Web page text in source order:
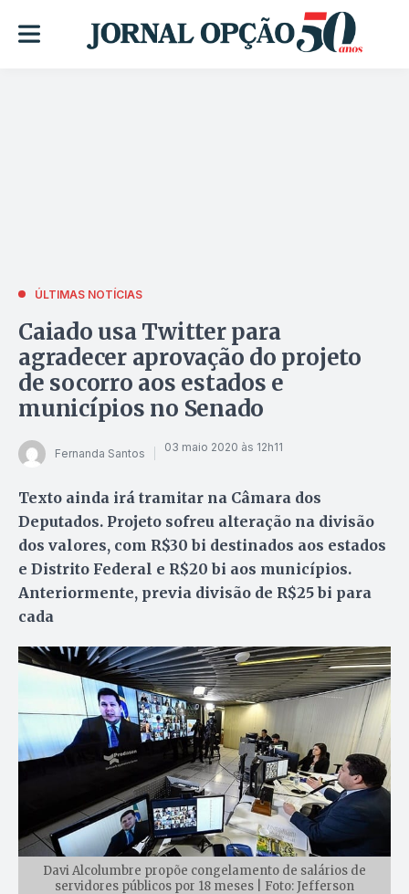
ÚLTIMAS NOTÍCIAS
Caiado usa Twitter para
agradecer aprovação do projeto
de socorro aos estados e
municípios no Senado
Fernanda Santos 03 maio 2020 às 12h11
Texto ainda irá tramitar na Câmara dos
Deputados. Projeto sofreu alteração na divisão
dos valores, com R$30 bi destinados aos estados
e Distrito Federal e R$20 bi aos municípios.
Anteriormente, previa divisão de R$25 bi para
cada
Davi Alcolumbre propõe congelamento de salários de
servidores públicos por 18 meses | Foto: Jefferson